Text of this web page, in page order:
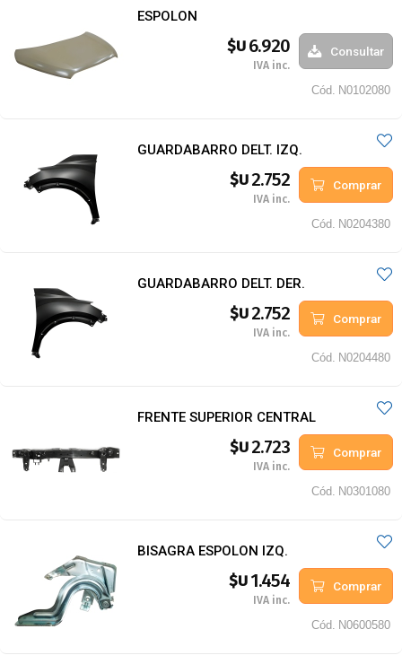
ESPOLON
$U6.920
IVA inc.
Consultar
Cód. N0102080
GUARDABARRO DELT. IZQ.
$U2.752
IVA inc.
Comprar
Cód. N0204380
GUARDABARRO DELT. DER.
$U2.752
IVA inc.
Comprar
Cód. N0204480
FRENTE SUPERIOR CENTRAL
$U2.723
IVA inc.
Comprar
Cód. N0301080
BISAGRA ESPOLON IZQ.
$U1.454
IVA inc.
Comprar
Cód. N0600580